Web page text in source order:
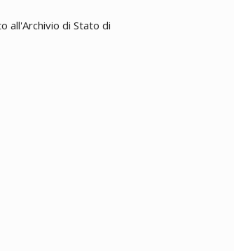
all'Archivio di Stato di